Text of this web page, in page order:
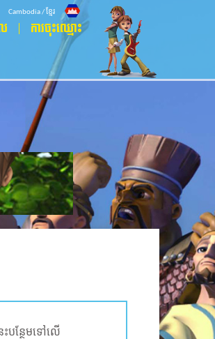
Cambodia / ខ្មែរ
ការចុះឈ្មោះ
បន្ថែមទៅលើ